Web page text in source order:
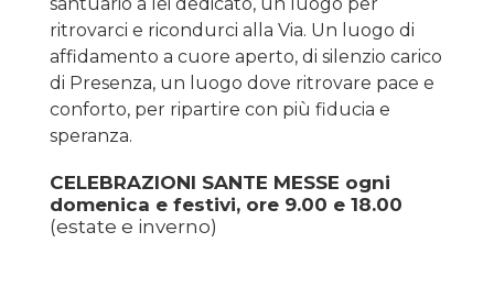
ritrovarci e ricondurci alla Via. Un luogo di
affidamento a cuore aperto, di silenzio carico
di Presenza, un luogo dove ritrovare pace e
conforto, per ripartire con più fiducia e
speranza.
CELEBRAZIONI SANTE MESSE ogni
domenica e festivi, ore 9.00 e 18.00
(estate e inverno)